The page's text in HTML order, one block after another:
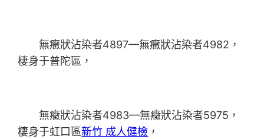
無癥狀沾染者4897—無癥狀沾染者4982，
棲身于普陀區，
無癥狀沾染者4983—無癥狀沾染者5975，
棲身于虹口區新竹 成人健檢 ，